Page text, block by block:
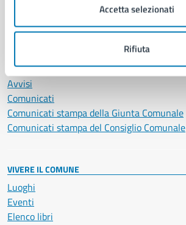
Accetta selezionati
Rifiuta
Notizie
Avvisi
Comunicati
Comunicati stampa della Giunta Comunale
Comunicati stampa del Consiglio Comunale
VIVERE IL COMUNE
Luoghi
Eventi
Elenco libri